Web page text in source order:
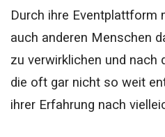
Durch ihre Eventplattform
auch anderen Menschen
zu verwirklichen und nach
die oft gar nicht so weit
ihrer Erfahrung nach